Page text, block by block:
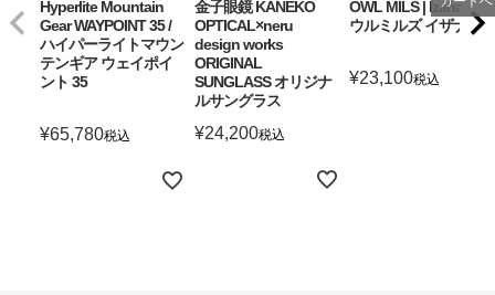
Hyperlite Mountain
Gear WAYPOINT 35 /
ハイパーライトマウン
テンギア ウェイポイ
ント 35
¥65,780税込
金子眼鏡 KANEKO
OPTICAL×neru
design works
ORIGINAL
SUNGLASS オリジナ
ルサングラス
¥24,200税込
OWL MILS | Izanagi ア
ウルミルズ イザナギ
¥23,100税込